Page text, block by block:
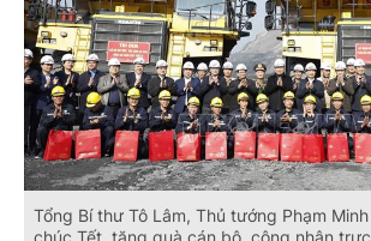
Tổng Bí thư Tô Lâm, Thủ tướng Phạm
chúc Tết, tặng quà cán bộ, công nhân